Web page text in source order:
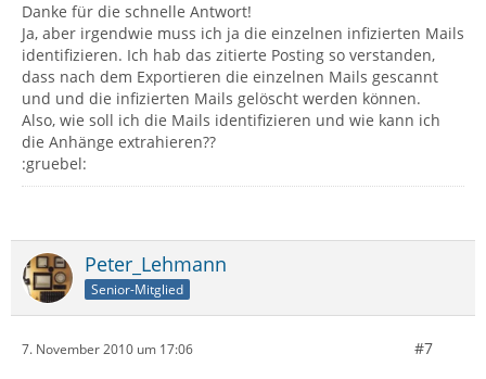
Danke für die schnelle Antwort!
Ja, aber irgendwie muss ich ja die einzelnen infizierten Mails
identifizieren. Ich hab das zitierte Posting so verstanden,
dass nach dem Exportieren die einzelnen Mails gescannt
und und die infizierten Mails gelöscht werden können.
Also, wie soll ich die Mails identifizieren und wie kann ich
die Anhänge extrahieren??
:gruebel:
Peter_Lehmann
Senior-Mitglied
7. November 2010 um 17:06 #7